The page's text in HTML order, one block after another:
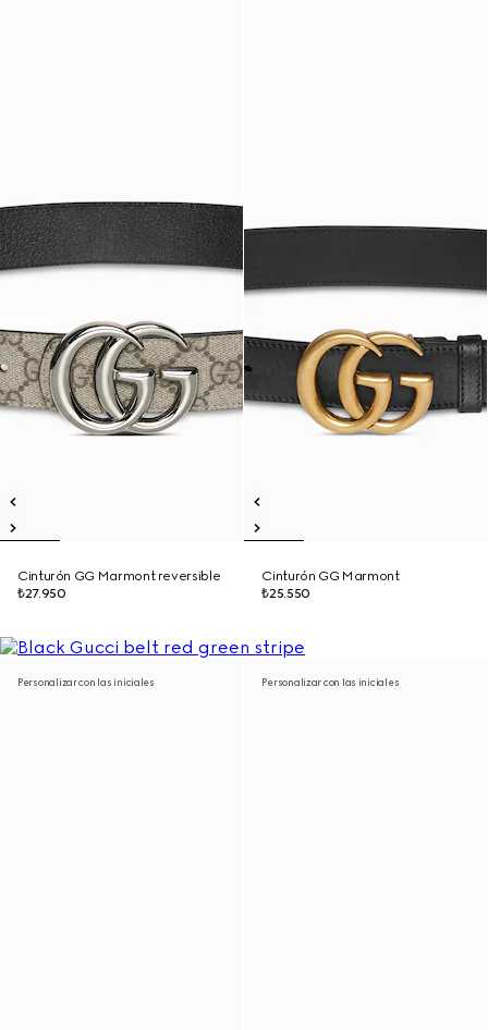
Cinturón GG Marmont reversible
₺27.950
Cinturón GG Marmont
₺25.550
Personalizar con las iniciales Personalizar con las iniciales